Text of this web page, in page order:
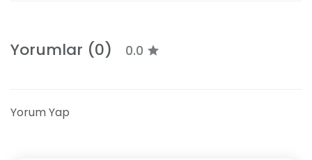
Yorumlar (0) 0.0
Yorum Yap